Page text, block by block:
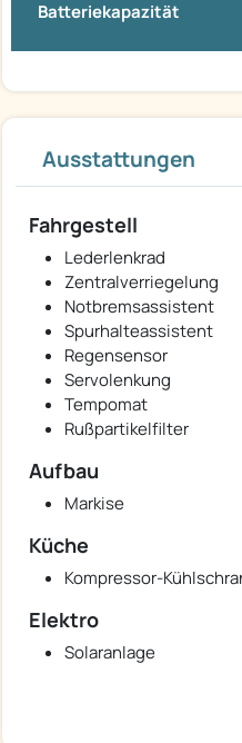
Batteriekapazität
Ausstattungen
Fahrgestell
Lederlenkrad
Zentralverriegelung
Notbremsassistent
Spurhalteassistent
Regensensor
Servolenkung
Tempomat
Rußpartikelfilter
Aufbau
Markise
Küche
Kompressor-
Elektro
Solaranlage